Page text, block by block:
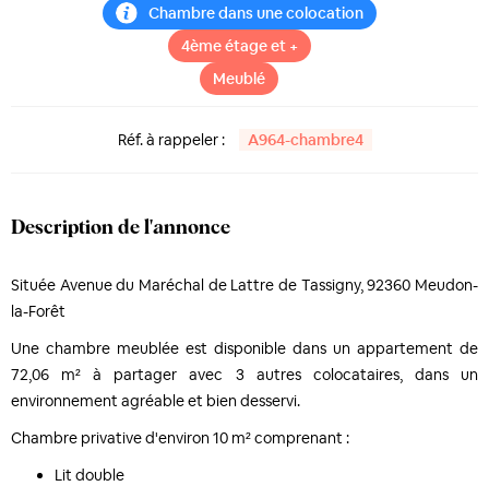
Chambre dans une colocation
4ème étage et +
Meublé
Réf. à rappeler : A964-chambre4
Description de l'annonce
Située Avenue du Maréchal de Lattre de Tassigny, 92360 Meudon-
la-Forêt
Une chambre meublée est disponible dans un appartement de
72,06 m² à partager avec 3 autres colocataires, dans un
environnement agréable et bien desservi.
Chambre privative d'environ 10 m² comprenant :
Lit double